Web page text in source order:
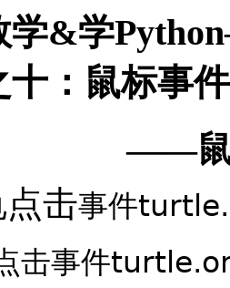
学&学
十：鼠标事
——
点击事件
击事件